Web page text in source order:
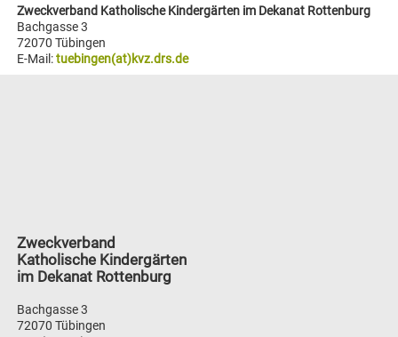
Zweckverband Katholische Kindergärten im Dekanat Rottenburg
Bachgasse 3
72070 Tübingen
E-Mail:tuebingen(at)kvz.drs.de
Zweckverband
Katholische Kindergärten
im Dekanat Rottenburg
Bachgasse 3
72070 Tübingen